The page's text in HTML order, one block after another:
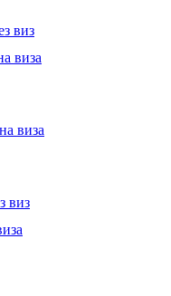
виз
виза
виза
виз